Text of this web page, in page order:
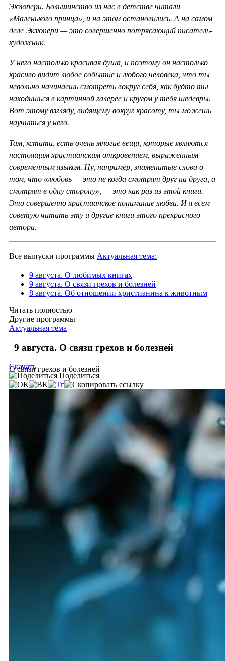
Экзюпери. Большинство из нас в детстве читали
«Маленького принца», и на этом остановились. А на самом
деле Экзюпери — это совершенно потрясающий писатель-
художник.
У него настолько красивая душа, и поэтому он настолько
красиво видит любое событие и любого человека, что ты
невольно начинаешь смотреть вокруг себя, как будто ты
находишься в картинной галерее и кругом у тебя шедевры.
Вот этому взгляду, видящему вокруг красоту, ты можешь
научиться у него.
Там, кстати, есть очень многие вещи, которые являются
настоящим христианским откровением, выраженным
современным языком. Ну, например, знаменитые слова о
том, что «любовь — это не когда смотрят друг на друга, а
смотрят в одну сторону», — это как раз из этой книги.
Это совершенно христианское понимание любви. И я всем
советую читать эту и другие книги этого прекрасного
автора.
Все выпуски программы Актуальная тема:
9 августа. О любимых книгах
9 августа. О связи грехов и болезней
8 августа. Об отношении христианина к животным
Читать полностью
Другие программы
Актуальная тема
9 августа. О связи грехов и болезней
О связи грехов и болезней
Скачать
Поделиться